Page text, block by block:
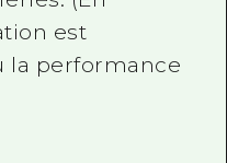
est
la performance